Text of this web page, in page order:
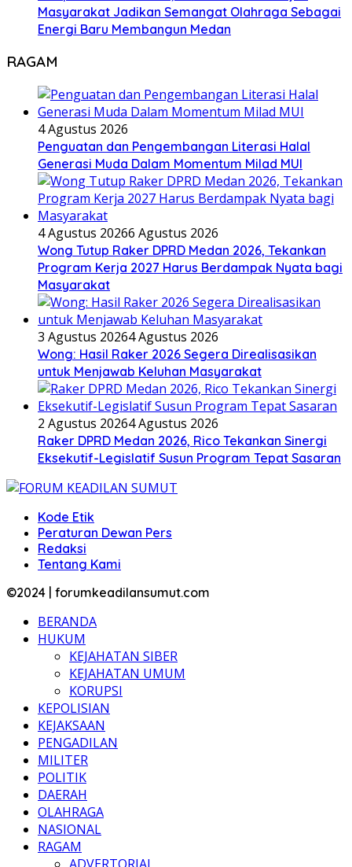
Masyarakat Jadikan Semangat Olahraga Sebagai
Energi Baru Membangun Medan
RAGAM
4 Agustus 2026
Penguatan dan Pengembangan Literasi Halal
Generasi Muda Dalam Momentum Milad MUI
4 Agustus 20266 Agustus 2026
Wong Tutup Raker DPRD Medan 2026, Tekankan
Program Kerja 2027 Harus Berdampak Nyata bagi
Masyarakat
3 Agustus 20264 Agustus 2026
Wong: Hasil Raker 2026 Segera Direalisasikan
untuk Menjawab Keluhan Masyarakat
2 Agustus 20264 Agustus 2026
Raker DPRD Medan 2026, Rico Tekankan Sinergi
Eksekutif-Legislatif Susun Program Tepat Sasaran
Kode Etik
Peraturan Dewan Pers
Redaksi
Tentang Kami
©2024 | forumkeadilansumut.com
BERANDA
HUKUM
KEJAHATAN SIBER
KEJAHATAN UMUM
KORUPSI
KEPOLISIAN
KEJAKSAAN
PENGADILAN
MILITER
POLITIK
DAERAH
OLAHRAGA
NASIONAL
RAGAM